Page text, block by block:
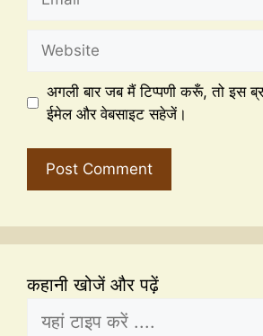
अगली बार जब मैं टिप्पणी करूँ, तो इस
ईमेल और वेबसाइट सहेजें।
कहानी खोजें और पढ़ें